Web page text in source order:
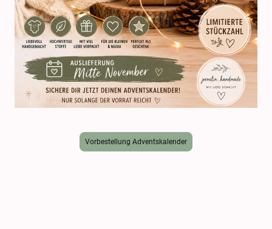
Vorbestellung Adventskalender